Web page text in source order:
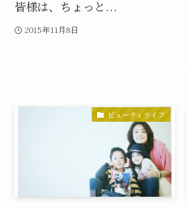
皆様は、ちょっと...
2015年11月8日
ビューティライフ